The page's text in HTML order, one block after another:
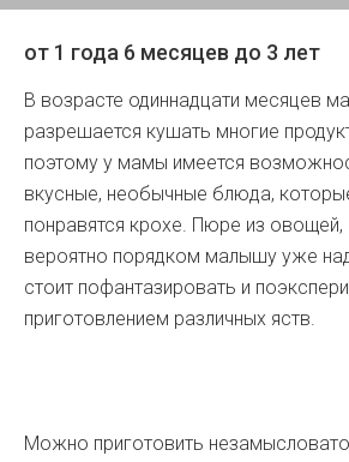
от 1 года 6 месяцев до 3 лет
В возрасте одиннадцати месяцев
разрешается кушать многие
поэтому у мамы имеется
вкусные, необычные блюда,
понравятся крохе. Пюре из
вероятно порядком малышу уже
стоит пофантазировать и
приготовлением различных яств.
Можно приготовить